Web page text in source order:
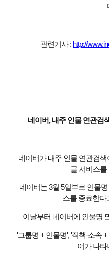
관련기사 : http://
네이버, 내주 인물 연관검
네이버가 내주 인물 연관검
글 서비스를
네이버는 3월 5일부로 인물
스를 종료한다
이날부터 네이버에 인물명
'그룹명 + 인물명', '직책·소속
어가 나타